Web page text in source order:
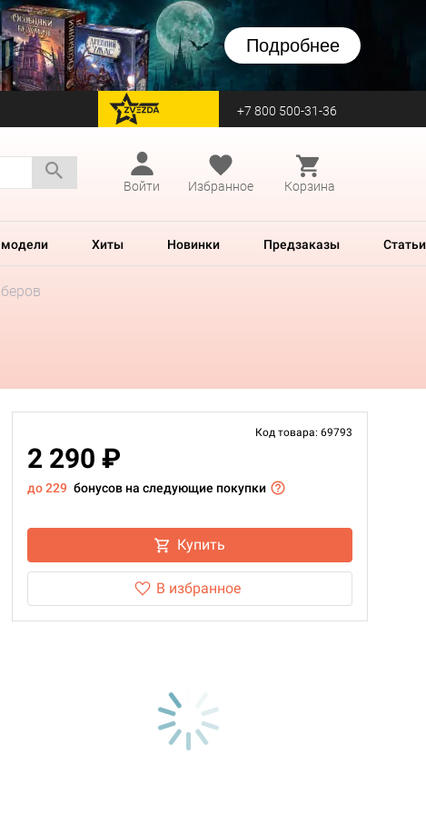
Подробнее
перейти на Zvezda +7 800 500-31-36
Войти
Избранное Корзина
Хиты Новинки Предзаказы Статьи
Код товара: 69793
2 290 ₽
до 229 бонусов на следующие покупки
Купить
В избранное